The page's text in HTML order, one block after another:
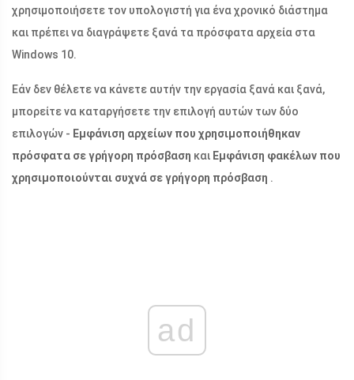
χρησιμοποιήσετε τον υπολογιστή για ένα χρονικό διάστημα
και πρέπει να διαγράψετε ξανά τα πρόσφατα αρχεία στα
Windows 10.
Εάν δεν θέλετε να κάνετε αυτήν την εργασία ξανά και ξανά,
μπορείτε να καταργήσετε την επιλογή αυτών των δύο
επιλογών - Εμφάνιση αρχείων που χρησιμοποιήθηκαν
πρόσφατα σε γρήγορη πρόσβαση και Εμφάνιση φακέλων που
χρησιμοποιούνται συχνά σε γρήγορη πρόσβαση .
ad